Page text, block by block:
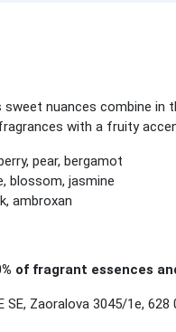
nuances combine in
with a fruity
pear, bergamot
blossom, jasmine
ambroxan
of fragrant essences
SE, Zaoralova 3045/1e, 628